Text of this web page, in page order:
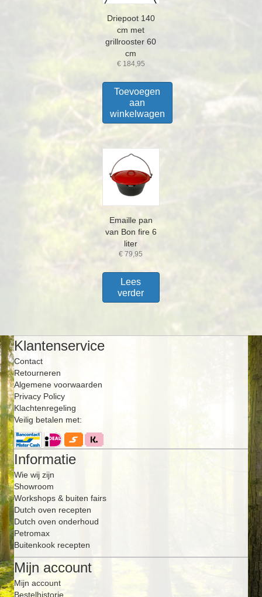
Driepoot 140
cm met
grillrooster 60
cm
€184,95
Toevoegen
aan
winkelwagen
Emaille pan
van Bon fire 6
liter
€ 79,95
Lees
verder
Klantenservice
Contact
Retourneren
Algemene voorwaarden
Privacy Policy
Klachtenregeling
Veilig betalen met:
Informatie
Wie wij zijn
Showroom
Workshops & buiten fairs
Dutch oven recepten
Dutch oven onderhoud
Petromax
Buitenkook recepten
Mijn account
Mijn account
Bestelhistorie